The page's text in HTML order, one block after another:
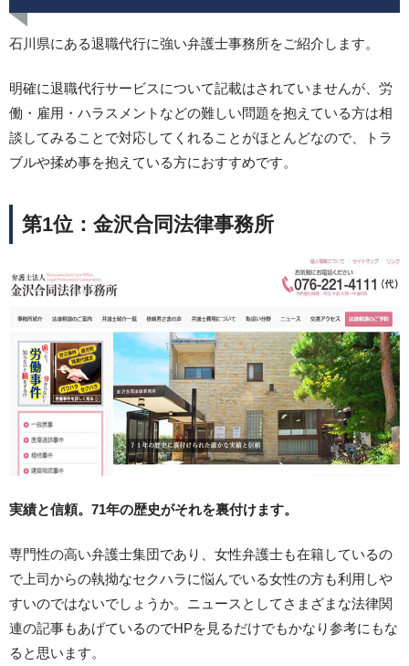
石川県にある退職代行に強い弁護士事務所をご紹介します。
明確に退職代行サービスについて記載はされていませんが、労
働・雇用・ハラスメントなどの難しい問題を抱えている方は相
談してみることで対応してくれることがほとんどなので、トラ
ブルや揉め事を抱えている方におすすめです。
第1位：金沢合同法律事務所
実績と信頼。71年の歴史がそれを裏付けます。
専門性の高い弁護士集団であり、女性弁護士も在籍しているの
で上司からの執拗なセクハラに悩んでいる女性の方も利用しや
すいのではないでしょうか。ニュースとしてさまざまな法律関
連の記事もあげているのでHPを見るだけでもかなり参考にもな
ると思います。